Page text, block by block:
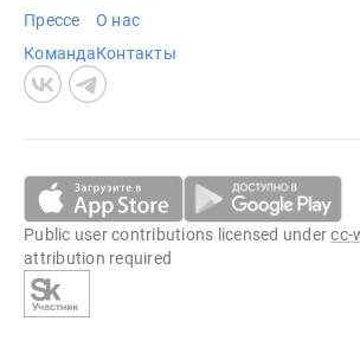
Прессе
Команда
О нас
Контакты
Public user contributions licensed undercc-
attribution required